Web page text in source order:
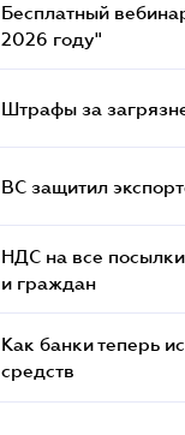
Бесплатный
2026 году"
Штрафы за
ВС защитил
НДС на все
и граждан
Как банки теперь
средств